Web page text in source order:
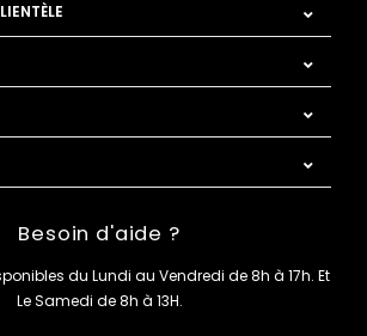
Besoin d'aide ?
du Lundi au Vendredi de 8h à 17h. Et
Le Samedi de 8h à 13H.